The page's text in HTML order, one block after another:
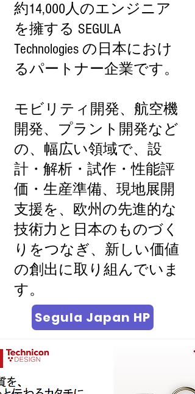
約14,000人のエンジニア
を擁する SEGULA
Technologies の日本におけ
るパートナー企業です。
モビリティ開発、航空機
開発、プラント開発など
の、幅広い領域で、設
計・解析・試作・性能評
価・生産準備、現地展開
支援を、欧州の先進的な
技術力と日本のものづく
りをつなぎ、新しい価値
の創出に取り組んでいま
す。
Segula Japan HP